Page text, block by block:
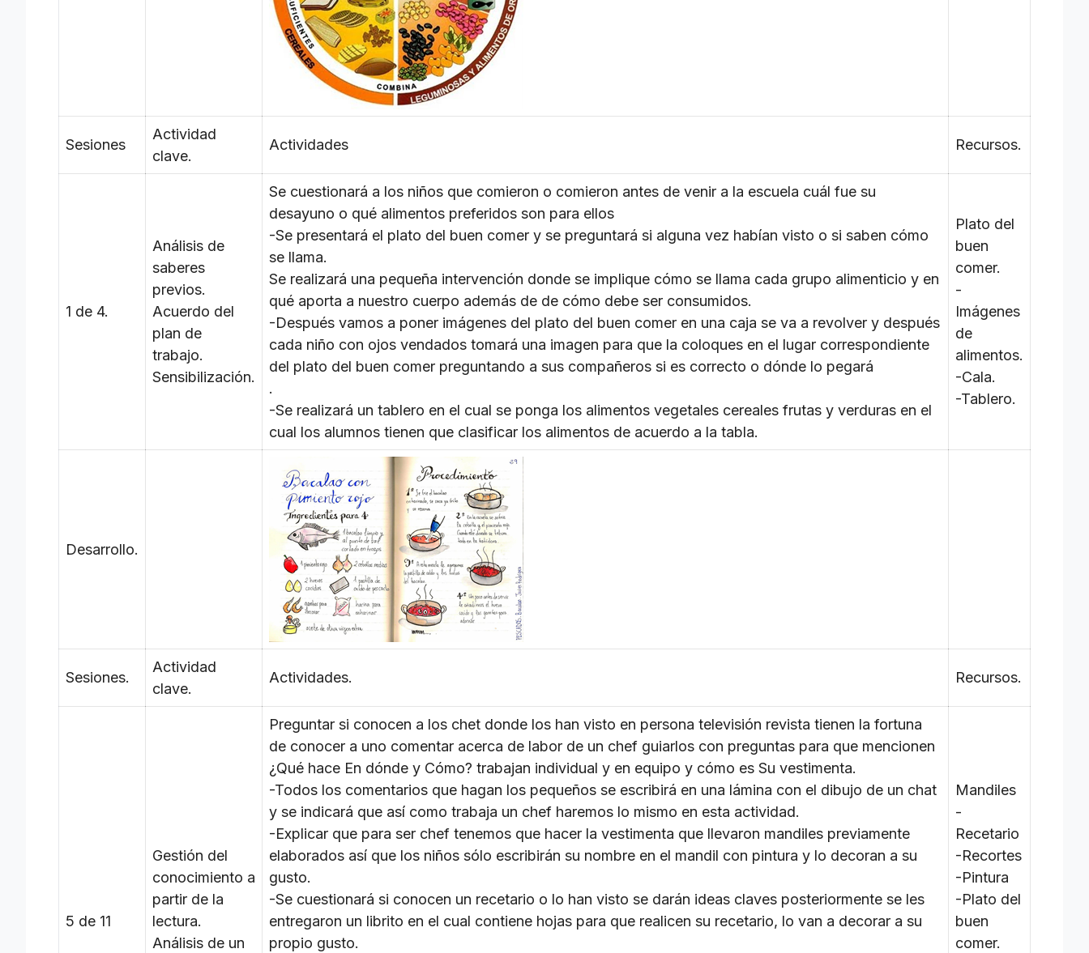
Sesiones
Actividad
clave.
Actividades Recursos.
1 de 4.
Análisis de
saberes
previos.
Acuerdo del
plan de
trabajo.
Sensibilización.
Se cuestionará a los niños que comieron o comieron antes de venir a la escuela cuál fue su
desayuno o qué alimentos preferidos son para ellos
-Se presentará el plato del buen comer y se preguntará si alguna vez habían visto o si saben cómo
se llama.
Se realizará una pequeña intervención donde se implique cómo se llama cada grupo alimenticio y en
qué aporta a nuestro cuerpo además de de cómo debe ser consumidos.
-Después vamos a poner imágenes del plato del buen comer en una caja se va a revolver y después
cada niño con ojos vendados tomará una imagen para que la coloques en el lugar correspondiente
del plato del buen comer preguntando a sus compañeros si es correcto o dónde lo pegará
.
-Se realizará un tablero en el cual se ponga los alimentos vegetales cereales frutas y verduras en el
cual los alumnos tienen que clasificar los alimentos de acuerdo a la tabla.
Plato del
buen
comer.
-
Imágenes
de
alimentos.
-Cala.
-Tablero.
Desarrollo.
Sesiones.
Actividad
clave.
Actividades. Recursos.
5 de 11
Gestión del
conocimiento a
partir de la
lectura.
Análisis de un
Preguntar si conocen a los chet donde los han visto en persona televisión revista tienen la fortuna
de conocer a uno comentar acerca de labor de un chef guiarlos con preguntas para que mencionen
¿Qué hace En dónde y Cómo? trabajan individual y en equipo y cómo es Su vestimenta.
-Todos los comentarios que hagan los pequeños se escribirá en una lámina con el dibujo de un chat
y se indicará que así como trabaja un chef haremos lo mismo en esta actividad.
-Explicar que para ser chef tenemos que hacer la vestimenta que llevaron mandiles previamente
elaborados así que los niños sólo escribirán su nombre en el mandil con pintura y lo decoran a su
gusto.
-Se cuestionará si conocen un recetario o lo han visto se darán ideas claves posteriormente se les
entregaron un librito en el cual contiene hojas para que realicen su recetario, lo van a decorar a su
propio gusto.
Mandiles
-
Recetario
-Recortes
-Pintura
-Plato del
buen
comer.